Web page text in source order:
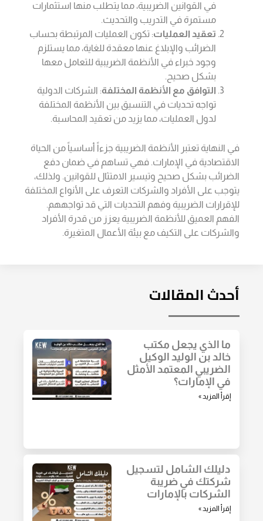
في القوانين الضريبية، مما يتطلب منها استثمارات
مستمرة في التدريب والتحديث.
تعقيد العمليات: تكون العمليات المرتبطة بحساب
الضرائب والإبلاغ عنها معقدة للغاية، مما يستلزم
وجود خبراء في الأنظمة الضريبية للتعامل معها
بشكل صحيح.
التوافق مع الأنظمة المختلفة: الشركات الدولية
تواجه تحديات في التنسيق بين الأنظمة المختلفة
لدول العمليات، مما يزيد من تعقيد المحاسبة.
في النهاية تعتبر الأنظمة الضريبية جزءاً أساسياً من الحياة
الاقتصادية في الإمارات. فهي تساهم في ضمان دفع
الضرائب بشكل صحيح وتيسير الامتثال للقوانين. ولذلك،
يتوجب على الأفراد والشركات التعرف على الأنواع المختلفة
للإقرارات الضريبية وفهم التحديات التي قد تواجههم.
الفهم العميق للأنظمة الضريبية يعزز من قدرة الأفراد
والشركات على التكيف مع بيئة الأعمال المتغيرة.
أحدث المقالات
ما الذي يجعل مكتب
خالد بن الوليد الوكيل
الضريبي المعتمد الأمثل
في الإمارات؟
إقرأ المزيد »
دليلك الشامل لتسجيل
شركتك في ضريبة
الشركات بالإمارات
إقرأ المزيد »